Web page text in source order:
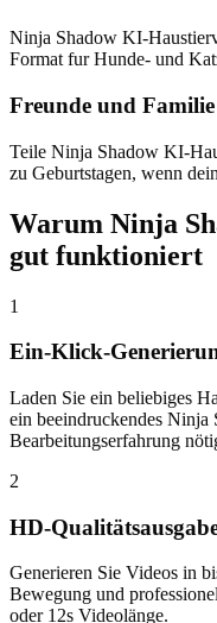
Ninja Shadow KI-
Format fur Hunde- und
Freunde und Familie
Teile Ninja Shadow KI-
zu Geburtstagen, wenn
Warum Ninja
gut funktioniert
1
Ein-Klick-
Laden Sie ein beliebiges
ein beeindruckendes
Bearbeitungserfahrung
2
HD-
Generieren Sie Videos in
Bewegung und
oder 12s Videolänge.